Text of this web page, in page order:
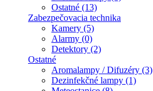
Ostatné (13)
Zabezpečovacia technika
Kamery (5)
Alarmy (0)
Detektory (2)
Ostatné
Aromalampy / Difuzéry (3)
Dezinfekčné lampy (1)